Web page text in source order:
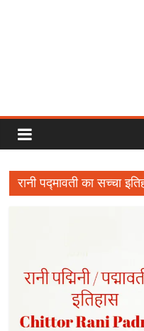
Rajput
Proud
Rajputana
रानी पद्मावती का सच्चा